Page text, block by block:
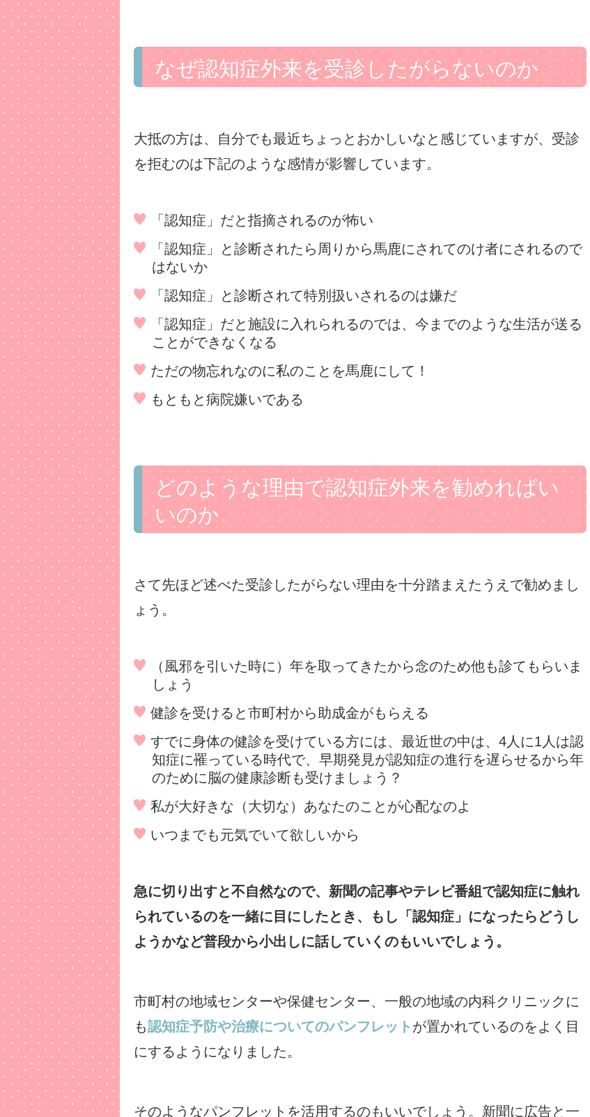
なぜ認知症外来を受診したがらないのか
大抵の方は、自分でも最近ちょっとおかしいなと感じていますが、受診
を拒むのは下記のような感情が影響しています。
「認知症」だと指摘されるのが怖い
「認知症」と診断されたら周りから馬鹿にされてのけ者にされるので
はないか
「認知症」と診断されて特別扱いされるのは嫌だ
「認知症」だと施設に入れられるのでは、今までのような生活が送る
ことができなくなる
ただの物忘れなのに私のことを馬鹿にして！
もともと病院嫌いである
どのような理由で認知症外来を勧めればい
いのか
さて先ほど述べた受診したがらない理由を十分踏まえたうえで勧めまし
ょう。
（風邪を引いた時に）年を取ってきたから念のため他も診てもらいま
しょう
健診を受けると市町村から助成金がもらえる
すでに身体の健診を受けている方には、最近世の中は、4人に1人は認
知症に罹っている時代で、早期発見が認知症の進行を遅らせるから年
のために脳の健康診断も受けましょう？
私が大好きな（大切な）あなたのことが心配なのよ
いつまでも元気でいて欲しいから
急に切り出すと不自然なので、新聞の記事やテレビ番組で認知症に触れ
られているのを一緒に目にしたとき、もし「認知症」になったらどうし
ようかなど普段から小出しに話していくのもいいでしょう。
市町村の地域センターや保健センター、一般の地域の内科クリニックに
も認知症予防や治療についてのパンフレット が置かれているのをよく目
にするようになりました。
そのようなパンフレットを活用するのもいいでしょう。新聞に広告と一